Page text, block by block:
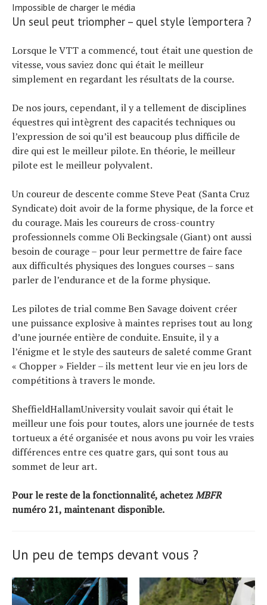
Impossible de charger le média
Un seul peut triompher – quel style l’emportera ?
Lorsque le VTT a commencé, tout était une question de
vitesse, vous saviez donc qui était le meilleur
simplement en regardant les résultats de la course.
De nos jours, cependant, il y a tellement de disciplines
équestres qui intègrent des capacités techniques ou
l’expression de soi qu’il est beaucoup plus difficile de
dire qui est le meilleur pilote. En théorie, le meilleur
pilote est le meilleur polyvalent.
Un coureur de descente comme Steve Peat (Santa Cruz
Syndicate) doit avoir de la forme physique, de la force et
du courage. Mais les coureurs de cross-country
professionnels comme Oli Beckingsale (Giant) ont aussi
besoin de courage – pour leur permettre de faire face
aux difficultés physiques des longues courses – sans
parler de l’endurance et de la forme physique.
Les pilotes de trial comme Ben Savage doivent créer
une puissance explosive à maintes reprises tout au long
d’une journée entière de conduite. Ensuite, il y a
l’énigme et le style des sauteurs de saleté comme Grant
« Chopper » Fielder – ils mettent leur vie en jeu lors de
compétitions à travers le monde.
SheffieldHallamUniversity voulait savoir qui était le
meilleur une fois pour toutes, alors une journée de tests
tortueux a été organisée et nous avons pu voir les vraies
différences entre ces quatre gars, qui sont tous au
sommet de leur art.
Pour le reste de la fonctionnalité, achetezMBFR
numéro 21, maintenant disponible.
Un peu de temps devant vous ?